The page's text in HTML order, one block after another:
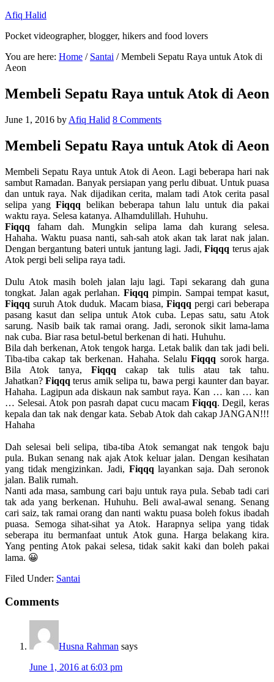
Afiq Halid
Pocket videographer, blogger, hikers and food lovers
You are here: Home / Santai /Membeli Sepatu Raya untuk Atok di
Aeon
Membeli Sepatu Raya untuk Atok di Aeon
June 1, 2016 by Afiq Halid 8 Comments
Membeli Sepatu Raya untuk Atok di Aeon
Membeli Sepatu Raya untuk Atok di Aeon. Lagi beberapa hari nak
sambut Ramadan. Banyak persiapan yang perlu dibuat. Untuk puasa
dan untuk raya. Nak dijadikan cerita, malam tadi Atok cerita pasal
selipa yangFiqqq belikan beberapa tahun lalu untuk dia pakai
waktu raya. Selesa katanya. Alhamdulillah. Huhuhu.
Fiqqq faham dah. Mungkin selipa lama dah kurang selesa.
Hahaha. Waktu puasa nanti, sah-sah atok akan tak larat nak jalan.
Dengan bergantung bateri untuk jantung lagi. Jadi,Fiqqq terus ajak
Atok pergi beli selipa raya tadi.
Dulu Atok masih boleh jalan laju lagi. Tapi sekarang dah guna
tongkat. Jalan agak perlahan. Fiqqq pimpin. Sampai tempat kasut,
Fiqqq suruh Atok duduk. Macam biasa, Fiqqq pergi cari beberapa
pasang kasut dan selipa untuk Atok cuba. Lepas satu, satu Atok
sarung. Nasib baik tak ramai orang. Jadi, seronok sikit lama-lama
nak cuba. Biar rasa betul-betul berkenan di hati. Huhuhu.
Bila dah berkenan, Atok tengok harga. Letak balik dan tak jadi beli.
Tiba-tiba cakap tak berkenan. Hahaha. SelaluFiqqq sorok harga.
Bila Atok tanya, Fiqqq cakap tak tulis atau tak tahu.
Jahatkan?Fiqqq terus amik selipa tu, bawa pergi kaunter dan bayar.
Hahaha. Lagipun ada diskaun nak sambut raya. Kan … kan … kan
… Selesai. Atok pon pasrah dapat cucu macam Fiqqq. Degil, keras
kepala dan tak nak dengar kata. Sebab Atok dah cakap JANGAN!!!
Hahaha
Dah selesai beli selipa, tiba-tiba Atok semangat nak tengok baju
pula. Bukan senang nak ajak Atok keluar jalan. Dengan kesihatan
yang tidak mengizinkan. Jadi, Fiqqq layankan saja. Dah seronok
jalan. Balik rumah.
Nanti ada masa, sambung cari baju untuk raya pula. Sebab tadi cari
tak ada yang berkenan. Huhuhu. Beli awal-awal senang. Senang
cari saiz, tak ramai orang dan nanti waktu puasa boleh fokus ibadah
puasa. Semoga sihat-sihat ya Atok. Harapnya selipa yang tidak
seberapa itu bermanfaat untuk Atok guna. Harga belakang kira.
Yang penting Atok pakai selesa, tidak sakit kaki dan boleh pakai
lama. 😀
Filed Under: Santai
Comments
Husna Rahman says
June 1, 2016 at 6:03 pm